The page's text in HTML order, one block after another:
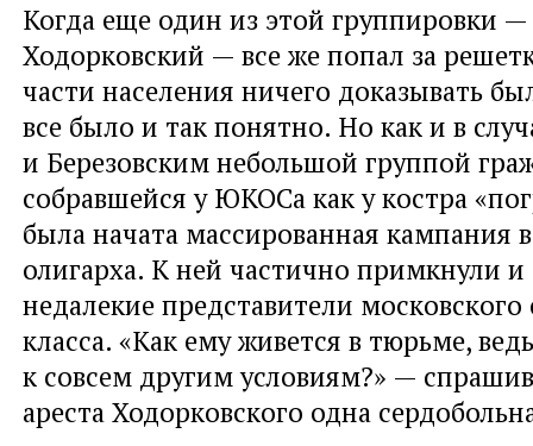
Когда еще один из этой группировки
Ходорковский — все же попал за
части населения ничего доказывать
все было и так понятно. Но как и в
и Березовским небольшой группой
собравшейся у ЮКОСа как у костра
была начата массированная кампания
олигарха. К ней частично примкнули
недалекие представители московского
класса. «Как ему живется в тюрьме,
к совсем другим условиям?» —
ареста Ходорковского одна